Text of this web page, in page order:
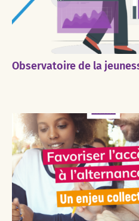
Observatoire de la